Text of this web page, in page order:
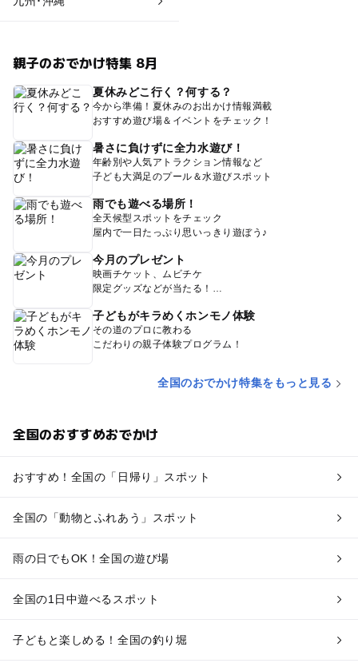
親子のおでかけ特集 8月
夏休みどこ行く？何する？
今から準備！夏休みのお出かけ情報満載
おすすめ遊び場＆イベントをチェック！
暑さに負けずに全力水遊び！
年齢別や人気アトラクション情報など
子ども大満足のプール＆水遊びスポット
雨でも遊べる場所！
全天候型スポットをチェック
屋内で一日たっぷり思いっきり遊ぼう♪
今月のプレゼント
映画チケット、ムビチケ
限定グッズなどが当たる！
子どもがキラめくホンモノ体験
その道のプロに教わる
こだわりの親子体験プログラム！
全国のおでかけ特集をもっと見る
全国のおすすめおでかけ
おすすめ！全国の「日帰り」スポット
全国の「動物とふれあう」スポット
雨の日でもOK！全国の遊び場
全国の1日中遊べるスポット
子どもと楽しめる！全国の釣り堀